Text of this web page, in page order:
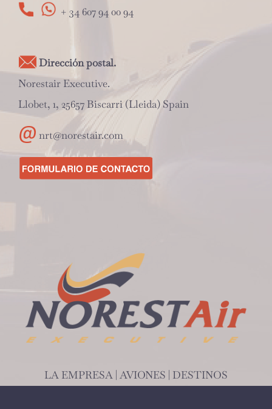
+ 34 607 94 00 94
Dirección postal.
Norestair Executive.
Llobet, 1, 25657 Biscarri (Lleida) Spain
nrt@norestair.com
LA EMPRESA | AVIONES | DESTINOS